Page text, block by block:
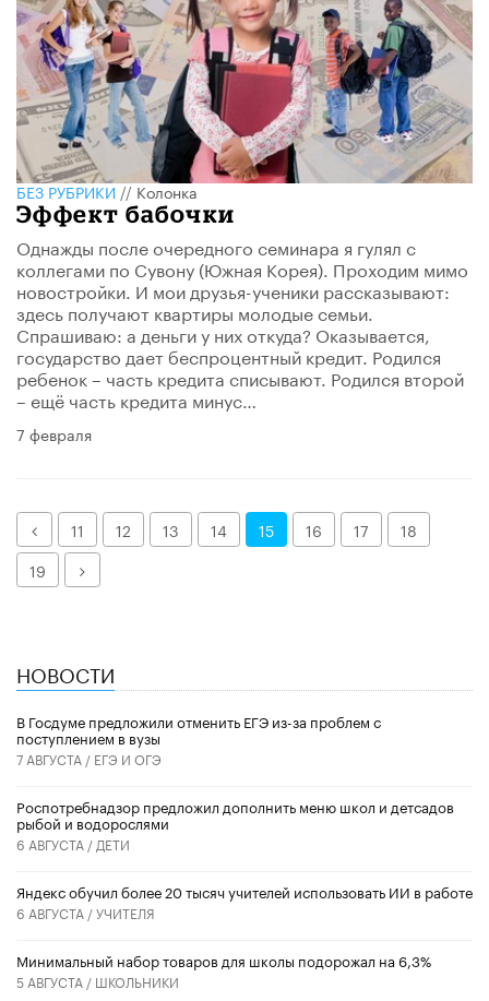
БЕЗ РУБРИКИ//Колонка
Эффект бабочки
Однажды после очередного семинара я гулял с
коллегами по Сувону (Южная Корея). Проходим мимо
новостройки. И мои друзья-ученики рассказывают:
здесь получают квартиры молодые семьи.
Спрашиваю: а деньги у них откуда? Оказывается,
государство дает беспроцентный кредит. Родился
ребенок – часть кредита списывают. Родился второй
– ещё часть кредита минус…
7 февраля
Назад
11 12 13 14 15 16 17
18
19
Далее
НОВОСТИ
В Госдуме предложили отменить ЕГЭ из-за проблем с
поступлением в вузы
7 АВГУСТА / ЕГЭ И ОГЭ
Роспотребнадзор предложил дополнить меню школ и детсадов
рыбой и водорослями
6 АВГУСТА / ДЕТИ
​Яндекс обучил более 20 тысяч учителей использовать ИИ в работе
6 АВГУСТА /УЧИТЕЛЯ
Минимальный набор товаров для школы подорожал на 6,3%
5 АВГУСТА / ШКОЛЬНИКИ